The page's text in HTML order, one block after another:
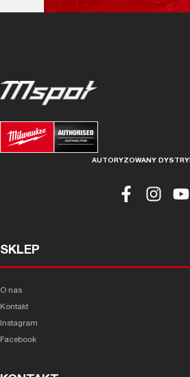
AUTORYZOWANY
SKLEP
O nas
Kontakt
Instagram
Facebook